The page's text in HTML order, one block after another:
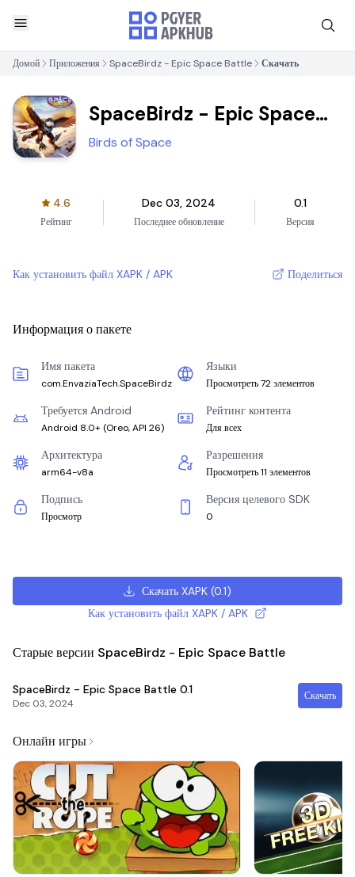
Домой Приложения SpaceBirdz - Epic Space Battle Скачать
SpaceBirdz - Epic Space
Battle
Birds of Space
4.6
Рейтинг
Dec 03, 2024
Последнее обновление
0.1
Версия
Как установить файл XAPK / APK Поделиться
Информация о пакете
Имя пакета
com.EnvaziaTech.SpaceBirdz
Языки
Просмотреть 72 элементов
Требуется Android
Android 8.0+ (Oreo, API 26)
Рейтинг контента
Для всех
Архитектура
arm64-v8a
Разрешения
Просмотреть 11 элементов
Подпись
Просмотр
Версия целевого SDK
0
Скачать XAPK (0.1)
Как установить файл XAPK / APK
Старые версии SpaceBirdz - Epic Space Battle
SpaceBirdz - Epic Space Battle 0.1
Dec 03, 2024
Скачать
Онлайн игры